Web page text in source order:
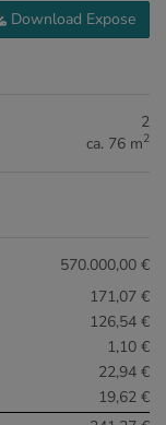
Download Expose
2
ca. 76 m2
570.000,00 €
171,07 €
126,54 €
1,10 €
22,94 €
19,62 €